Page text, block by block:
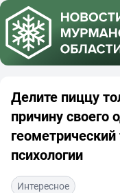
Делите пиццу
причину своего
психологии
Интересное